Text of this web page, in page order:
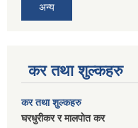
अन्य
कर तथा शुल्कहरु
कर तथा शुल्कहरु
घरधुरीकर र मालपाेत कर